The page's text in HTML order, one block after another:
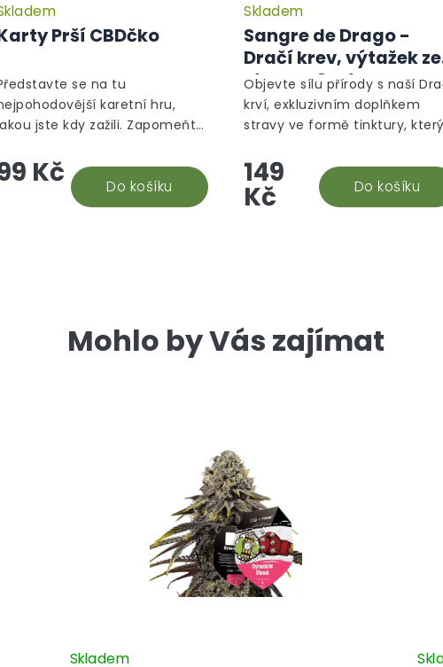
Prší CBDčko
Průměrné
hodnocení
produktu
hvězdiček.
Kč Do košíku
se na tu
karetní hru,
jste kdy zažili. Zapomeňte
Prší právě dostala nový
rozměr! Přichází karty "Prší...
Sangre de Drago -
Dračí krev, výtažek ze
stromu Croton
Lechleri, 10 ml
Skladem
149
Kč Do košíku
Objevte sílu přírody s naší
krví, exkluzivním doplňkem
stravy ve formě tinktury, který
stromu Croton lechleri. Tato
unikátní míza, známá jako...
Mohlo by Vás zajímat
Skladem